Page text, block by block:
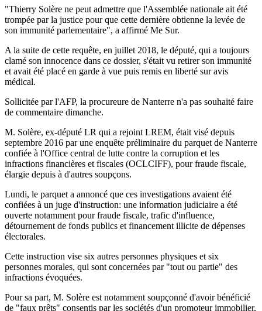
"Thierry Solère ne peut admettre que l'Assemblée nationale ait été
trompée par la justice pour que cette dernière obtienne la levée de
son immunité parlementaire", a affirmé Me Sur.
A la suite de cette requête, en juillet 2018, le député, qui a toujours
clamé son innocence dans ce dossier, s'était vu retirer son immunité
et avait été placé en garde à vue puis remis en liberté sur avis
médical.
Sollicitée par l'AFP, la procureure de Nanterre n'a pas souhaité faire
de commentaire dimanche.
M. Solère, ex-député LR qui a rejoint LREM, était visé depuis
septembre 2016 par une enquête préliminaire du parquet de Nanterre
confiée à l'Office central de lutte contre la corruption et les
infractions financières et fiscales (OCLCIFF), pour fraude fiscale,
élargie depuis à d'autres soupçons.
Lundi, le parquet a annoncé que ces investigations avaient été
confiées à un juge d'instruction: une information judiciaire a été
ouverte notamment pour fraude fiscale, trafic d'influence,
détournement de fonds publics et financement illicite de dépenses
électorales.
Cette instruction vise six autres personnes physiques et six
personnes morales, qui sont concernées par "tout ou partie" des
infractions évoquées.
Pour sa part, M. Solère est notamment soupçonné d'avoir bénéficié
de "faux prêts" consentis par les sociétés d'un promoteur immobilier,